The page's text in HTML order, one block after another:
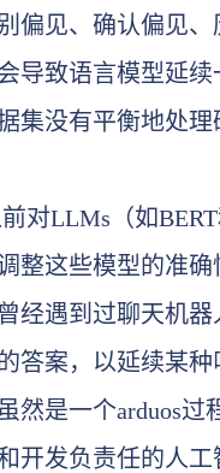
偏见、确认偏见、
导致语言模型延续
集没有平衡地处理
对LLMs（如
整这些模型的准确
经遇到过聊天机
答案，以延续某种
然是一个arduos过
开发负责任的人工